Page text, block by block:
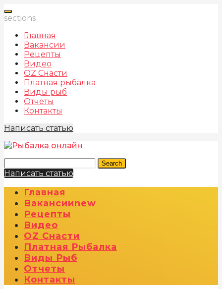
sections
Главная
Вакансии
Рецепты
Видео
OZ Снасти
Платная рыбалка
Виды рыб
Отчеты
Контакты
Написать статью
Search
Написать статью
Главная
ВакансииNew
Рецепты
Видео
OZ Снасти
Платная Рыбалка
Виды Рыб
Отчеты
Контакты